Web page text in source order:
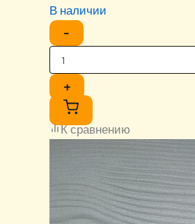
В наличии
−
+
К сравнению